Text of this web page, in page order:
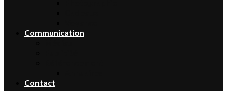
Communication
Contact